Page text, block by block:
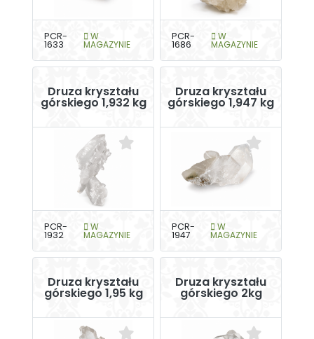
PCR-
1633
W
MAGAZYNIE
PCR-
1686
W
MAGAZYNIE
Druza kryształu
górskiego 1,932 kg
PCR-
1932
W
MAGAZYNIE
Druza kryształu
górskiego 1,947 kg
PCR-
1947
W
MAGAZYNIE
Druza kryształu
górskiego 1,95 kg
Druza kryształu
górskiego 2kg